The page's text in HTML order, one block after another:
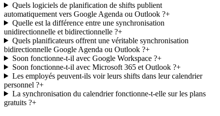
Quels logiciels de planification de shifts publient
automatiquement vers Google Agenda ou Outlook ?+
Quelle est la différence entre une synchronisation
unidirectionnelle et bidirectionnelle ?+
Quels planificateurs offrent une véritable synchronisation
bidirectionnelle Google Agenda ou Outlook ?+
Soon fonctionne-t-il avec Google Workspace ?+
Soon fonctionne-t-il avec Microsoft 365 et Outlook ?+
Les employés peuvent-ils voir leurs shifts dans leur calendrier
personnel ?+
La synchronisation du calendrier fonctionne-t-elle sur les plans
gratuits ?+